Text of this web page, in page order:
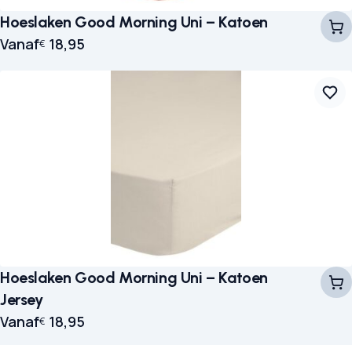
Hoeslaken Good Morning Uni – Katoen
Vanaf€ 18,95
Hoeslaken Good Morning Uni – Katoen
Jersey
Vanaf€ 18,95